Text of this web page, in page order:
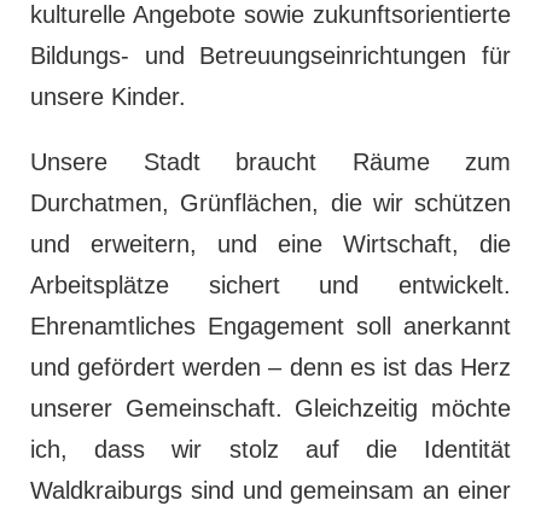
kulturelle Angebote sowie zukunftsorientierte
Bildungs- und Betreuungseinrichtungen für
unsere Kinder.
Unsere Stadt braucht Räume zum
Durchatmen, Grünflächen, die wir schützen
und erweitern, und eine Wirtschaft, die
Arbeitsplätze sichert und entwickelt.
Ehrenamtliches Engagement soll anerkannt
und gefördert werden – denn es ist das Herz
unserer Gemeinschaft. Gleichzeitig möchte
ich, dass wir stolz auf die Identität
Waldkraiburgs sind und gemeinsam an einer